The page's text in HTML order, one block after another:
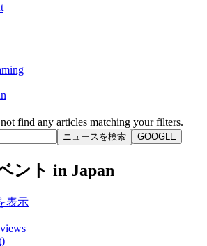
find any articles matching your filters.
ニュースを検索 GOOGLE
ント in Japan
表示